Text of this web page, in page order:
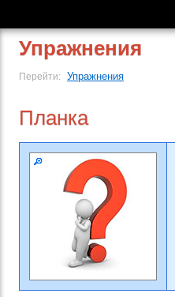
Упражнения
Перейти: Упражнения
Планка